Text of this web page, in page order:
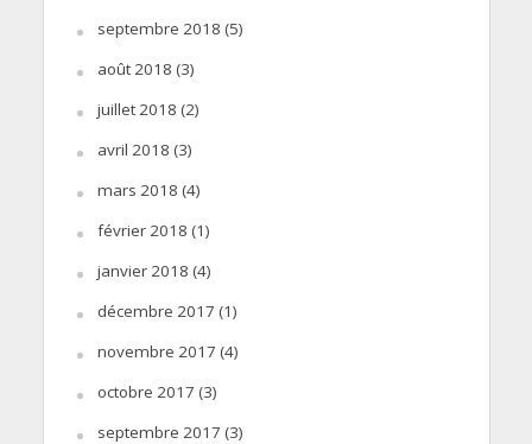
septembre 2018 (5)
août 2018 (3)
juillet 2018 (2)
avril 2018 (3)
mars 2018 (4)
février 2018 (1)
janvier 2018 (4)
décembre 2017 (1)
novembre 2017 (4)
octobre 2017 (3)
septembre 2017 (3)